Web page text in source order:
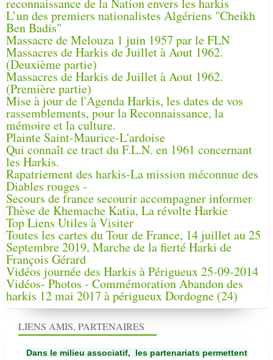
reconnaissance de la Nation envers les harkis
L’un des premiers nationalistes Algériens "Cheikh
Ben Badis"
Massacre de Melouza 1 juin 1957 par le FLN
Massacres de Harkis de Juillet à Aout 1962.
(Deuxième partie)
Massacres de Harkis de Juillet à Aout 1962.
(Première partie)
Mise à jour de l'Agenda Harkis, les dates de vos
rassemblements, pour la Reconnaissance, la
mémoire et la culture.
Plainte Saint-Maurice-L'ardoise
Qui connaît ce tract du F.L.N. en 1961 concernant
les Harkis.
Rapatriement des harkis-La mission méconnue des
Diables rouges -
Secours de france secourir accompagner informer
Thèse de Khemache Katia, La révolte Harkie
Top Liens Utiles à Visiter
Toutes les cartes du Tour de France, 14 juillet au 25
Septembre 2019, Marche de la fierté Harki de
François Gérard
Vidéos journée des Harkis à Périgueux 25-09-2014
Vidéos- Photos - Commémoration Abandon des
harkis 12 mai 2017 à périgueux Dordogne (24)
LIENS AMIS, PARTENAIRES
Dans le milieu associatif, les partenariats permettent